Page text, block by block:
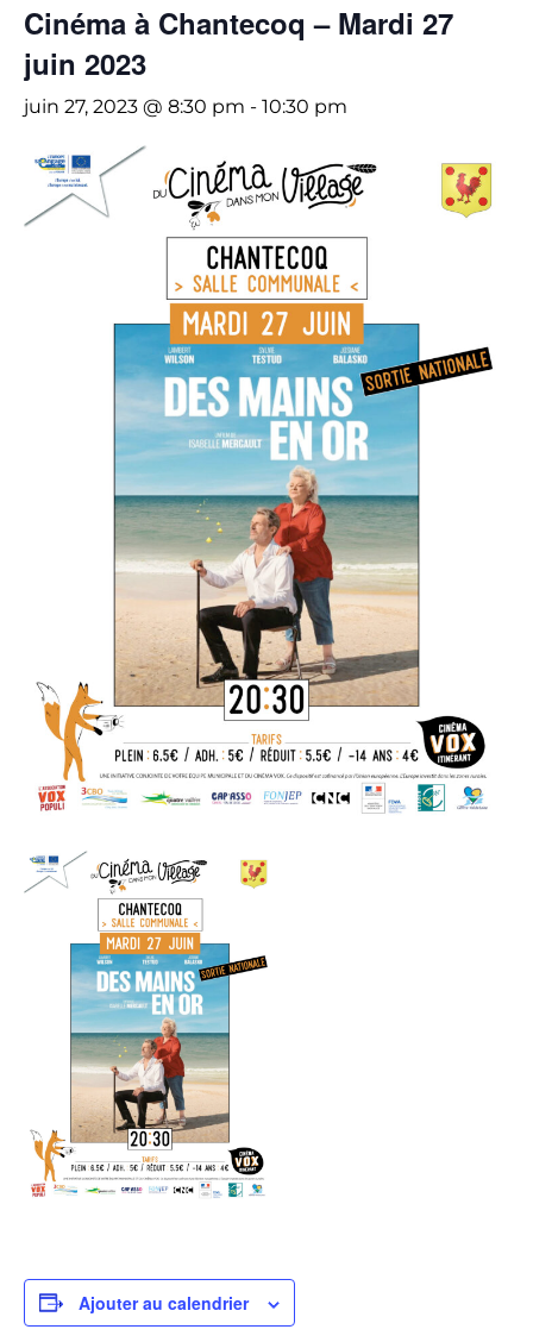
Cinéma à Chantecoq – Mardi 27
juin 2023
juin 27, 2023 @ 8:30 pm - 10:30 pm
Ajouter au calendrier